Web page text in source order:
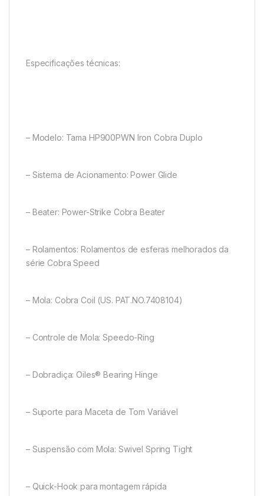
Especificações técnicas:
– Modelo: Tama HP900PWN Iron Cobra Duplo
– Sistema de Acionamento: Power Glide
– Beater: Power-Strike Cobra Beater
– Rolamentos: Rolamentos de esferas melhorados da
série Cobra Speed
– Mola: Cobra Coil (US. PAT.NO.7408104)
– Controle de Mola: Speedo-Ring
– Dobradiça: Oiles® Bearing Hinge
– Suporte para Maceta de Tom Variável
– Suspensão com Mola: Swivel Spring Tight
– Quick-Hook para montagem rápida